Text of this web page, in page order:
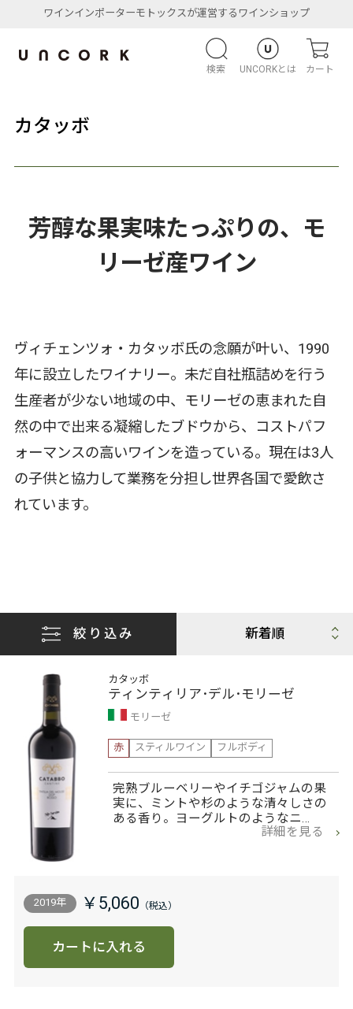
ワインインポーターモトックスが運営するワインショップ
検索 UNCORKとは カート
カタッボ
芳醇な果実味たっぷりの、モ
リーゼ産ワイン
ヴィチェンツォ・カタッボ氏の念願が叶い、1990
年に設立したワイナリー。未だ自社瓶詰めを行う
生産者が少ない地域の中、モリーゼの恵まれた自
然の中で出来る凝縮したブドウから、コストパフ
ォーマンスの高いワインを造っている。現在は3人
の子供と協力して業務を分担し世界各国で愛飲さ
れています。
絞り込み
カタッボ
ティンティリア･デル･モリーゼ
モリーゼ
赤
スティルワイン フルボディ
完熟ブルーベリーやイチゴジャムの果
実に、ミントや杉のような清々しさの
ある香り。ヨーグルトのようなニ…
詳細を見る
2019年 ￥5,060
カートに入れる